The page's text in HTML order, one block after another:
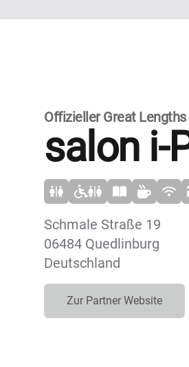
Offizieller Great
salon i-
Schmale Straße 19
06484 Quedlinburg
Deutschland
Zur Partner Website